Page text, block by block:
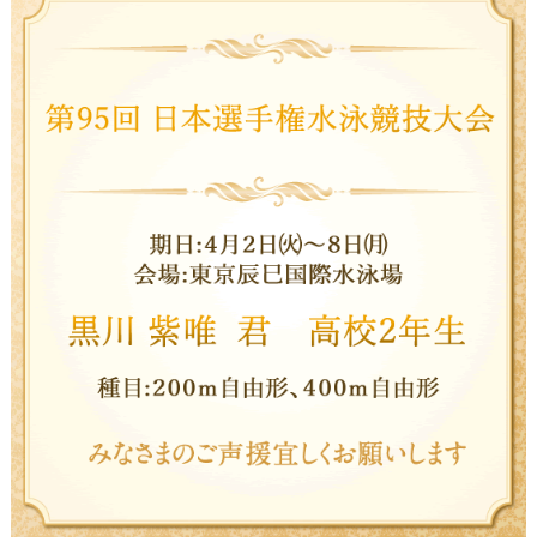
大阪府春季室内水泳競技大会結果
第45回全国JOCジュニアオリンピックカップ春季大会
結果
第45回全国JOCジュニアオリンピックカップ 春季水泳
第４０回浜名湾長水路選手権水泳競技大会
第８回わかやまオープン水泳競技大会
第１回大体大オープン水泳競技大会
第53回東京スイミングセンター優秀選手招待水泳競技
ジャパンオープン2020結果